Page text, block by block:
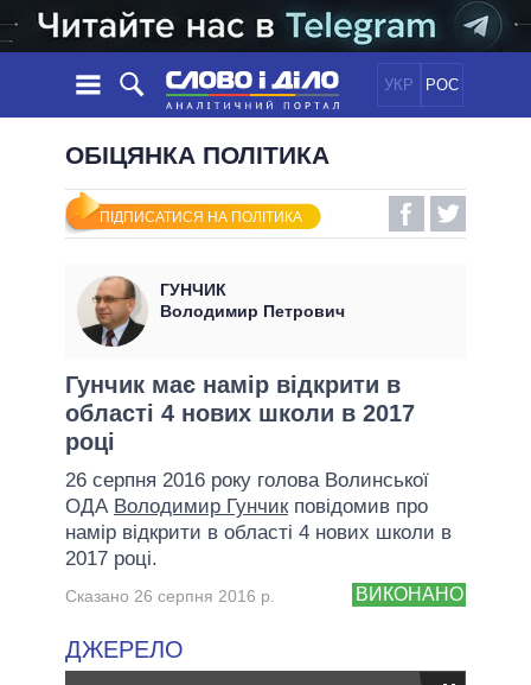
УКР РОС
НОВИНИ
СТРІЧКА
ПОДІЇ
СТАТТІ
ДУМКИ
ОГЛЯДИ
ДАЙДЖЕСТИ
ПОЛІТИКА
ЕКОНОМІКА
СВІТ
ОБIЦЯНКИ
УСІ ПОЛІТИКИ
ПРЕЗИДЕНТ І ОФІС
ВЕРХОВНА РАДА
КАБІНЕТ МІНІСТРІВ
ГОЛОВИ ОБЛАДМІНІСТРАЦІЙ
МЕРИ МІСТ
ВСІ ПЕРСОНИ
ІНФОГРАФІКА
ПІДТРИМАТИ
ОБІЦЯНКА ПОЛІТИКА
ПІДПИСАТИСЯ НА ПОЛІТИКА
ГУНЧИК
Володимир Петрович
Гунчик має намір відкрити в
області 4 нових школи в 2017
році
26 серпня 2016 року голова Волинської
ОДА Володимир Гунчикповідомив про
намір відкрити в області 4 нових школи в
2017 році.
ВИКОНАНО
Сказано 26 серпня 2016 р.
ДЖЕРЕЛО